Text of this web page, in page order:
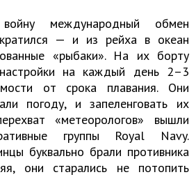
международный обмен
— и из рейха в океан
«рыбаки». На их борту
на каждый день 2–3
от срока плавания. Они
погоду, и запеленговать их
«метеорологов» вышли
группы Royal Navy.
буквально брали противника
они старались не потопить